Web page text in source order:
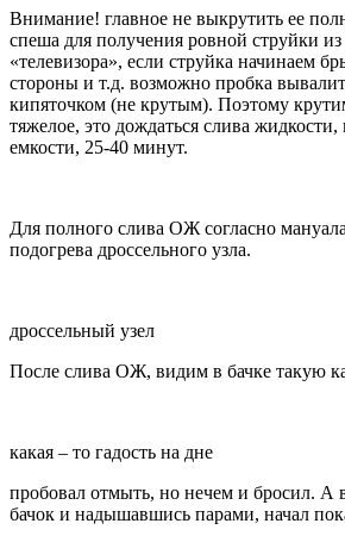
Внимание! главное не выкрутить ее
спеша для получения ровной струйки из
«телевизора», если струйка начинаем
стороны и т.д. возможно пробка
кипяточком (не крутым). Поэтому
тяжелое, это дождаться слива
емкости, 25-40 минут.
Для полного слива ОЖ согласно
подогрева дроссельного узла.
дроссельный узел
После слива ОЖ, видим в бачке такую
какая – то гадость на дне
пробовал отмыть, но нечем и бросил. А
бачок и надышавшись парами, начал